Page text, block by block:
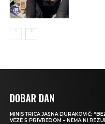
DOBAR DAN
MINISTRICA JASNA DURAKOVIĆ:
VEZE S PRIVREDOM – NEMA NI